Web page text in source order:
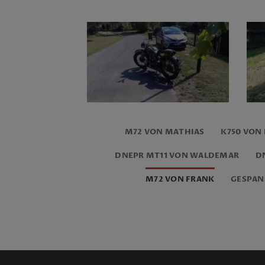
M72 VON MATHIAS K750 VON
DNEPR MT11 VON WALDEMAR
M72 VON FRANK